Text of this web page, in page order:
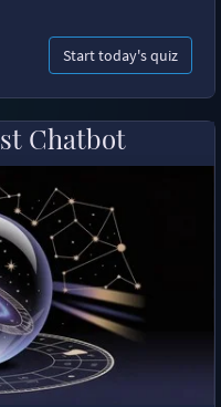
Start today's quiz
Chatbot